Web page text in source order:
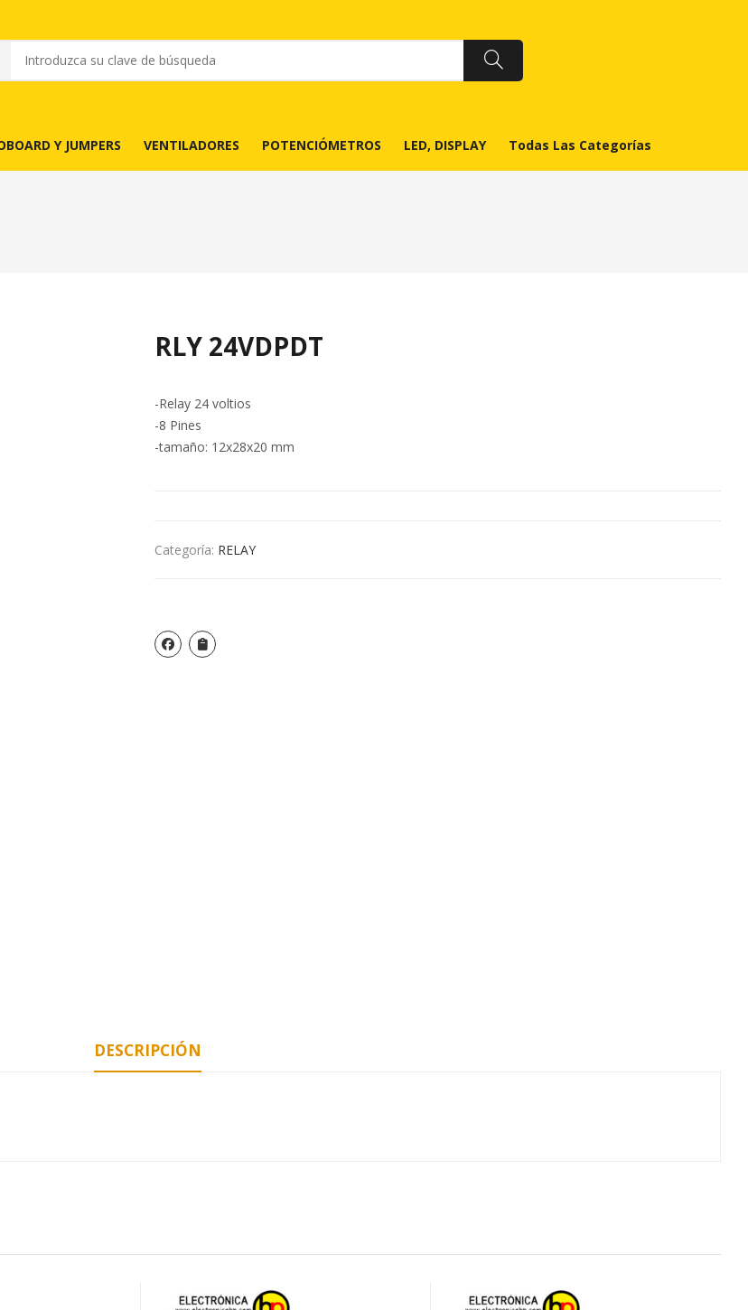
Y JUMPERS VENTILADORES POTENCIÓMETROS LED, DISPLAY Todas Las Categorías
RLY 24VDPDT
-Relay 24 voltios
-8 Pines
-tamaño: 12x28x20 mm
Categoría: RELAY
DESCRIPCIÓN